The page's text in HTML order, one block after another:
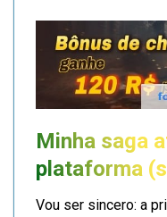
Minha saga
plataforma
Vou ser sincero: a